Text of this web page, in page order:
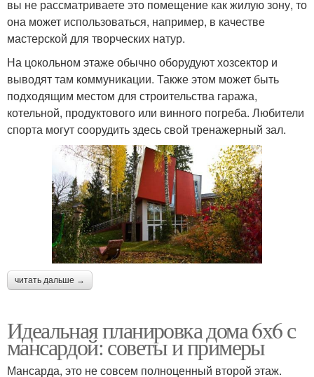
вы не рассматриваете это помещение как жилую зону, то
она может использоваться, например, в качестве
мастерской для творческих натур.
На цокольном этаже обычно оборудуют хозсектор и
выводят там коммуникации. Также этом может быть
подходящим местом для строительства гаража,
котельной, продуктового или винного погреба. Любители
спорта могут соорудить здесь свой тренажерный зал.
читать дальше →
Идеальная планировка дома 6х6 с
мансардой: советы и примеры
Мансарда, это не совсем полноценный второй этаж.